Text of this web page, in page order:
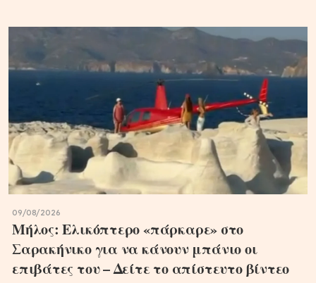
09/08/2026
Μήλος: Ελικόπτερο «πάρκαρε» στο
Σαρακήνικο για να κάνουν μπάνιο οι
επιβάτες του – Δείτε το απίστευτο βίντεο